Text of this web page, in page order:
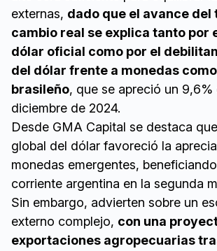
externas, dado que el avance del
cambio real se explica tanto por
dólar oficial como por el
del dólar frente a monedas
brasileño, que se apreció un 9,6%
diciembre de 2024.
Desde GMA Capital se destaca
global del dólar favoreció la
monedas emergentes,
corriente argentina en la segunda
Sin embargo, advierten sobre un
externo complejo, con una
exportaciones agropecuarias